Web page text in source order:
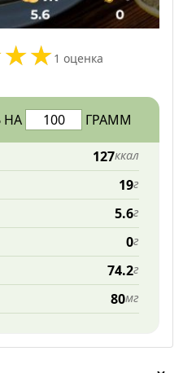
1 оценка
НА ГРАММ
127ккал
19г
5.6г
0г
74.2г
80мг